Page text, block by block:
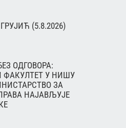
(5.8.2026)
ОДГОВОРА:
У НИШУ
ЗА
НАЈАВЉУЈЕ